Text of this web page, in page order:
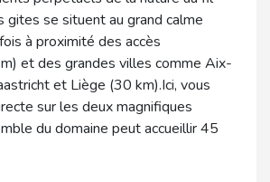
gites se situent au grand calme
à proximité des accès
et des grandes villes comme Aix-
et Liège (30 km).Ici, vous
sur les deux magnifiques
du domaine peut accueillir 45